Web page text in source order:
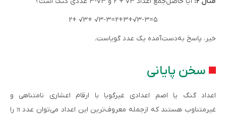
۲+ √۳+ √۳-۳=۲+۳+√۳-۳=۵
خیر، پاسخ به‌دست‌آمده یک عدد گویاست.
سخن پایانی
اعداد گنگ یا اصم اعدادی غیرگویا با ارقام اعشاری نامتناهی و
غیرمتناوب هستند که ازجمله معروف‌ترین این اعداد می‌توان عدد π را